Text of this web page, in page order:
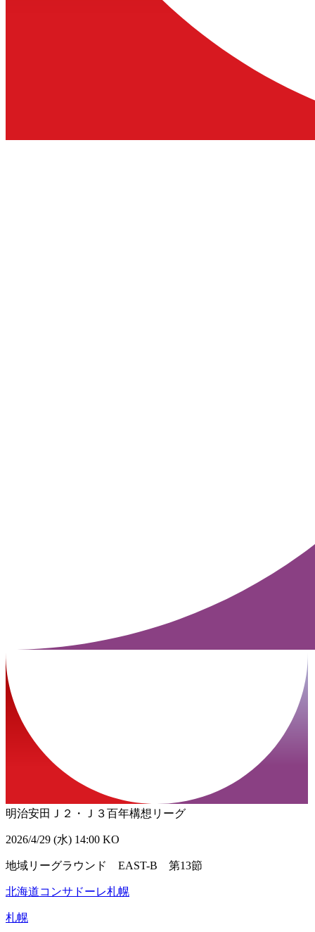
明治安田Ｊ２・Ｊ３百年構想リーグ
2026/4/29 (水) 14:00 KO
地域リーグラウンド EAST-B 第13節
北海道コンサドーレ札幌
札幌